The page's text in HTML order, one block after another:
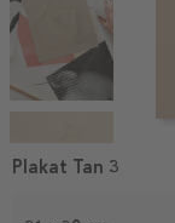
1
Plakat Tan 3